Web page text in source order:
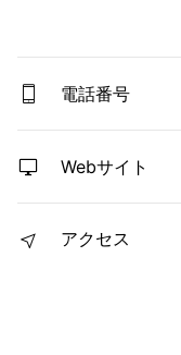
電話番号
Webサイト
アクセス